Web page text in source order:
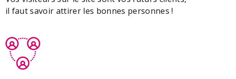
il faut savoir attirer les bonnes personnes !